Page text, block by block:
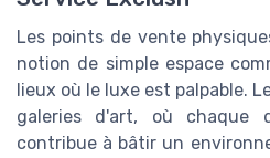
Les points de vente
notion de simple espace
lieux où le luxe est palpable.
galeries d'art, où chaque
contribue à bâtir un